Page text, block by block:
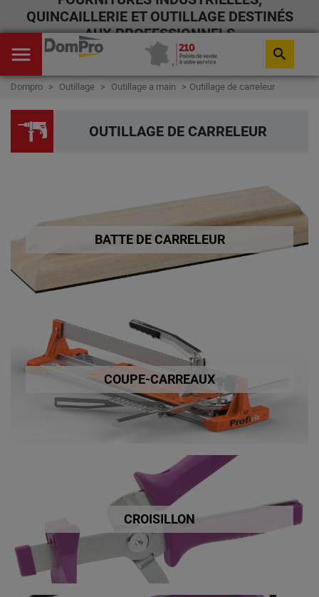
QUINCAILLERIE ET OUTILLAGE DESTINÉS
AUX PROFESSIONNELS
menu search
Dompro Outillage Outillage a main Outillage de carreleur
OUTILLAGE DE CARRELEUR
BATTE DE CARRELEUR
COUPE-CARREAUX
CROISILLON